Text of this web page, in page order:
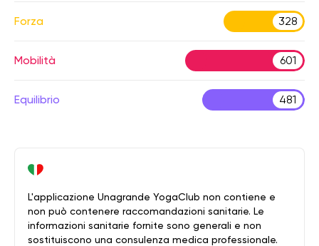
Forza 328
Mobilità 601
Equilibrio 481
L'applicazione Unagrande YogaClub non contiene e
non può contenere raccomandazioni sanitarie. Le
informazioni sanitarie fornite sono generali e non
sostituiscono una consulenza medica professionale.